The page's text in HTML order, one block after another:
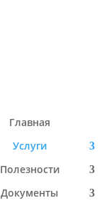
Главная
Услуги
Полезности
Документы